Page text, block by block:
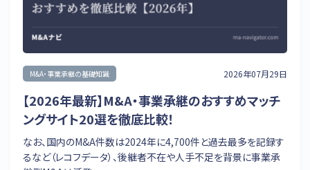
M&A・事業承継の基礎知識 2026年07月29日
【2026年最新】M&A・事業承継のおすすめマッチ
ングサイト20選を徹底比較！
なお、国内のM&A件数は2024年に4,700件と過去最多を記録す
るなど（レコフデータ）、後継者不在や人手不足を背景に事業承